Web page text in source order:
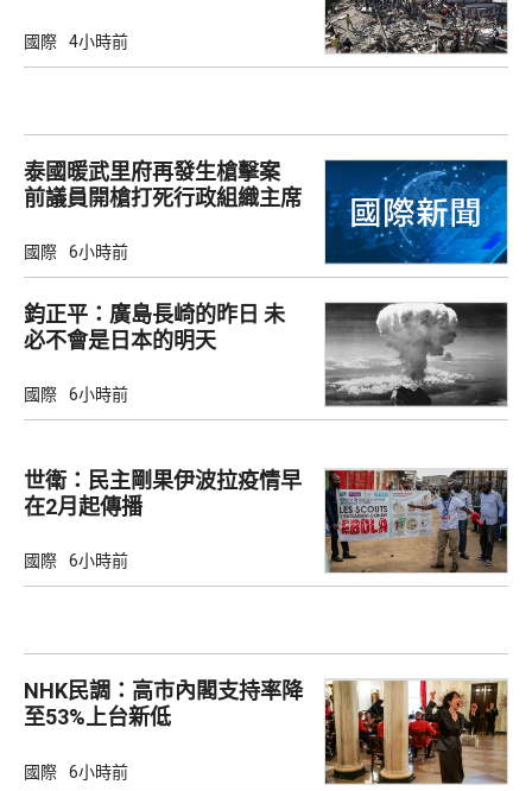
國際 4小時前
泰國暖武里府再發生槍擊案
前議員開槍打死行政組織主席
國際 6小時前
鈞正平：廣島長崎的昨日 未
必不會是日本的明天
國際 6小時前
世衛：民主剛果伊波拉疫情早
在2月起傳播
國際 6小時前
NHK民調：高市內閣支持率降
至53%上台新低
國際 6小時前